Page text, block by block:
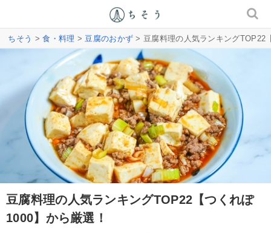
ちそう >食・料理 >豆腐のおかず > 豆腐料理の人気ランキングTOP22
豆腐料理の人気ランキングTOP22【つくれぽ
1000】から厳選！